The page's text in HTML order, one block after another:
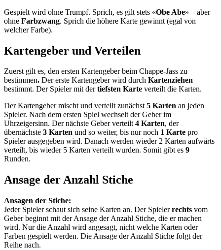
Gespielt wird ohne Trumpf. Sprich, es gilt stets «Obe Abe» – aber
ohne Farbzwang. Sprich die höhere Karte gewinnt (egal von
welcher Farbe).
Kartengeber und Verteilen
Zuerst gilt es, den ersten Kartengeber beim Chappe-Jass zu
bestimmen. Der erste Kartengeber wird durch Kartenziehen
bestimmt. Der Spieler mit dertiefsten Karte verteilt die Karten.
Der Kartengeber mischt und verteilt zunächst5 Karten an jeden
Spieler. Nach dem ersten Spiel wechselt der Geber im
Uhrzeigersinn. Der nächste Geber verteilt4 Karten, der
übernächste 3 Karten und so weiter, bis nur noch 1 Karte pro
Spieler ausgegeben wird. Danach werden wieder 2 Karten aufwärts
verteilt, bis wieder 5 Karten verteilt wurden. Somit gibt es 9
Runden.
Ansage der Anzahl Stiche
Ansagen der Stiche:
Jeder Spieler schaut sich seine Karten an. Der Spielerrechts vom
Geber beginnt mit der Ansage der Anzahl Stiche, die er machen
wird. Nur die Anzahl wird angesagt, nicht welche Karten oder
Farben gespielt werden. Die Ansage der Anzahl Stiche folgt der
Reihe nach.